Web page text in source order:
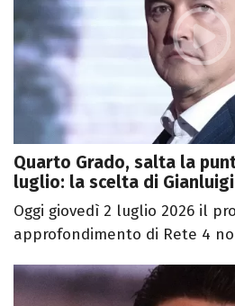
Quarto Grado, salta la
luglio: la scelta di
Oggi giovedì 2 luglio 2026 il
approfondimento di Rete 4